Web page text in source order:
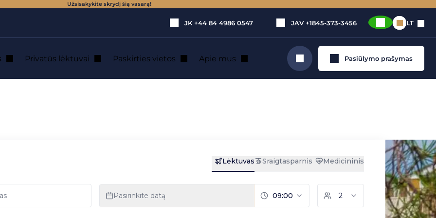
Užsisakykite skrydį šią vasarą!
JK +44 84 4986 0547 JAV +1845-373-3456 LT
Privatūs lėktuvai Paskirties vietos Apie mus Ieškoti Pasiūlymo prašymas